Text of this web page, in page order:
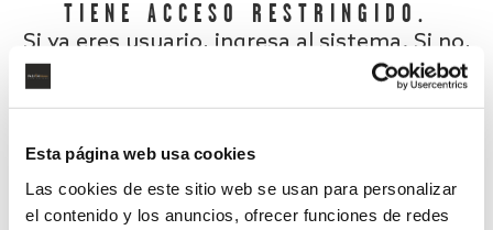
Esta página web usa cookies
Las cookies de este sitio web se usan para personalizar
el contenido y los anuncios, ofrecer funciones de redes
TIENE ACCESO RESTRINGIDO.
Si ya eres usuario, ingresa al sistema. Si no,